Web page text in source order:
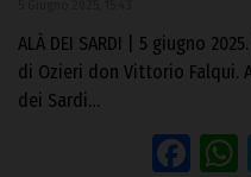
ALÀ DEI SARDI | 5 giugno
di Ozieri don Vittorio Falqui.
dei Sardi…